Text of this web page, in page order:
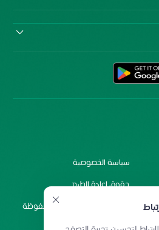
سياسة الخصوصية
حقوق إعادة الطبع
2026 جميع الحقوق محفوظة